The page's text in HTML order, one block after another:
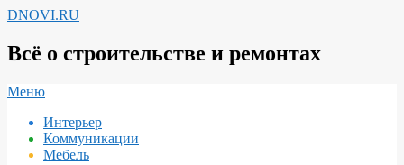
Перейти
содержимому
DNOVI.RU
Всё о строительстве и ремонтах
Вторичное
навигации
Меню
Интерьер
Коммуникации
Мебель